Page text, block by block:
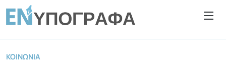
ΚΟΙΝΩΝΊΑ